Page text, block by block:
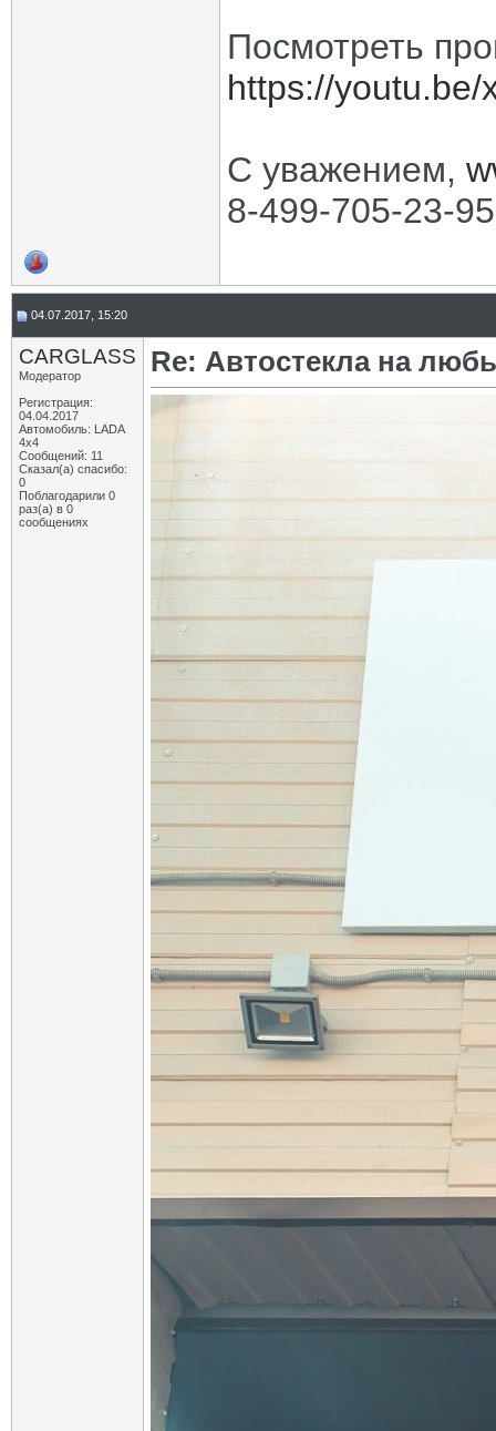
Посмотреть
https://youtu.be/
С уважением,
8-499-705-23-95
04.07.2017, 15:20
CARGLASS
Модератор
Регистрация:
04.04.2017
Автомобиль: LADA
4x4
Сообщений: 11
Сказал(а) спасибо:
0
Поблагодарили 0
раз(а) в 0
сообщениях
Re: Автостекла на